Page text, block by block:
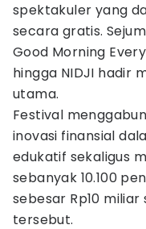
spektakuler yang
secara gratis.
Good Morning
hingga NIDJI hadir
utama.
Festival
inovasi finansial
edukatif sekaligus
sebanyak 10.100
sebesar Rp10
tersebut.